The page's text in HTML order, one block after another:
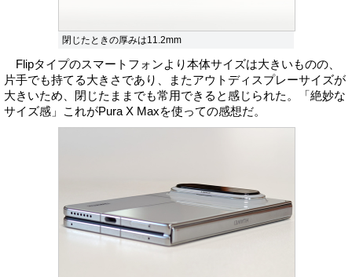
閉じたときの厚みは11.2mm
Flipタイプのスマートフォンより本体サイズは大きいものの、
片手でも持てる大きさであり、またアウトディスプレーサイズが
大きいため、閉じたままでも常用できると感じられた。「絶妙な
サイズ感」これがPura X Maxを使っての感想だ。